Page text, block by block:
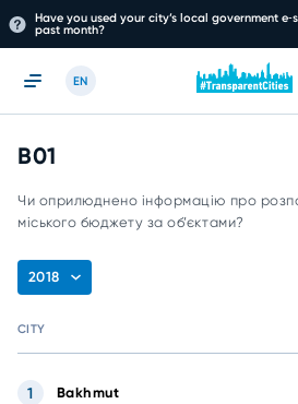
Have you used your city’s local government
past month?
EN
B01
Чи оприлюднено інформацію про
міського бюджету за об’єктами?
2018
CITY
Bakhmut
1